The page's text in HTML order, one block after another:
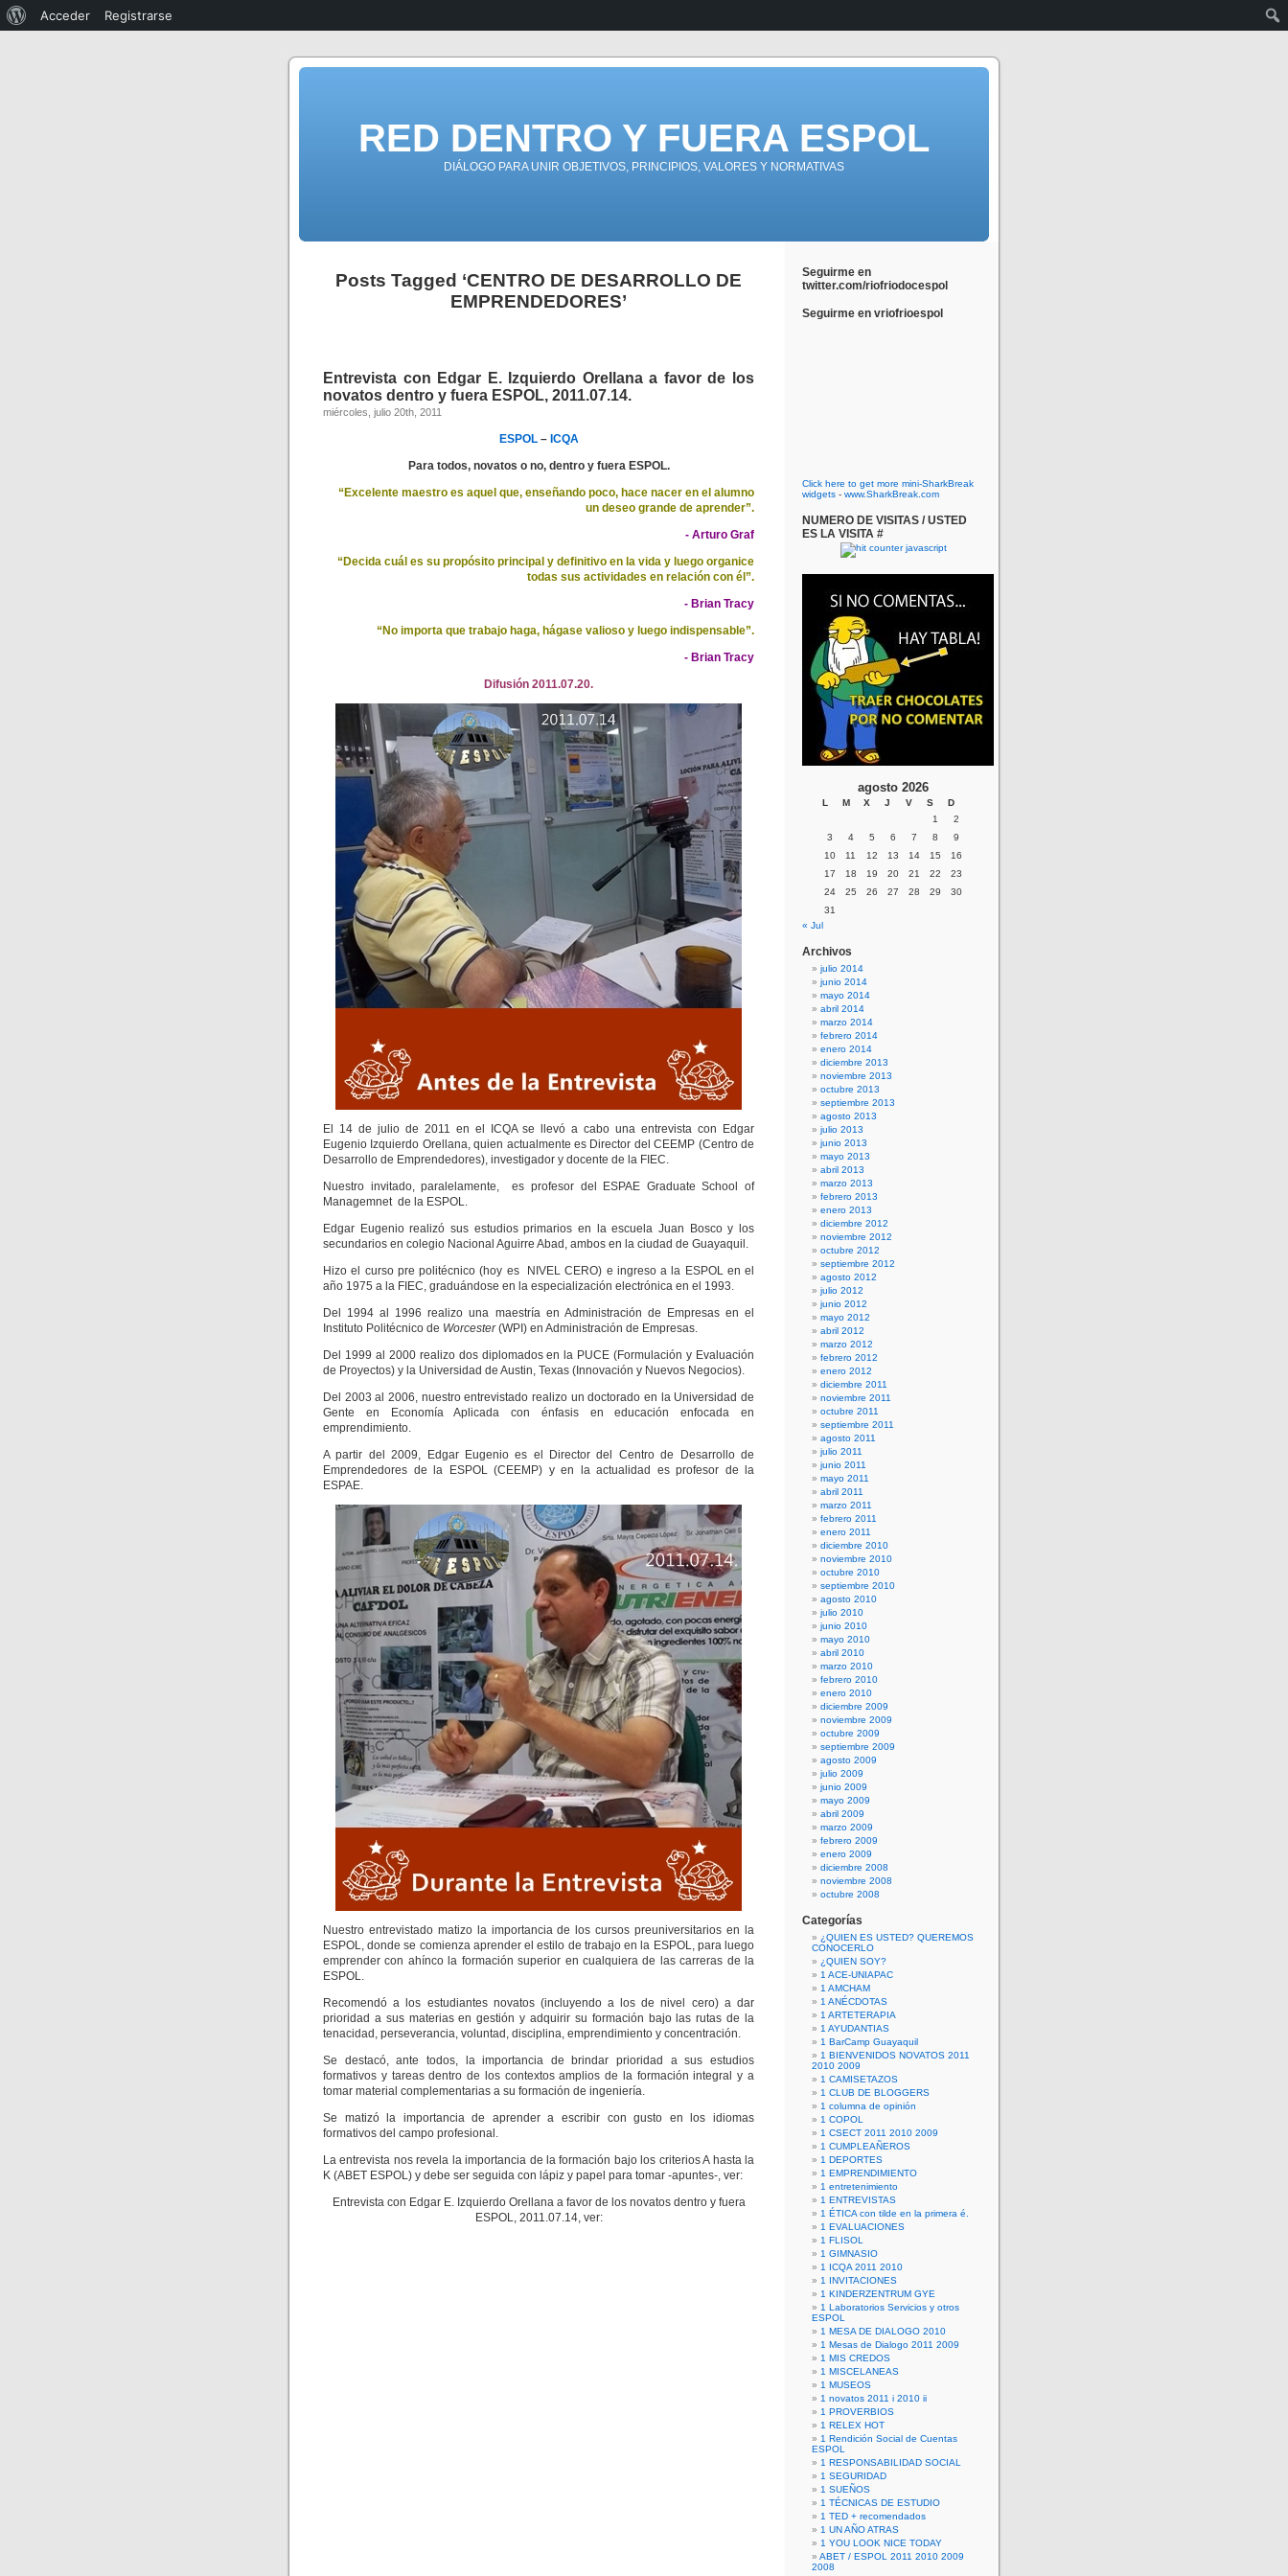
RED DENTRO Y FUERA ESPOL
DIÁLOGO PARA UNIR OBJETIVOS, PRINCIPIOS, VALORES Y NORMATIVAS
Posts Tagged ‘CENTRO DE DESARROLLO DE
EMPRENDEDORES’
Entrevista con Edgar E. Izquierdo Orellana a favor de los
novatos dentro y fuera ESPOL, 2011.07.14.
miércoles, julio 20th, 2011
ESPOL– ICQA
Para todos, novatos o no, dentro y fuera ESPOL.
“Excelente maestro es aquel que, enseñando poco, hace nacer en el alumno
un deseo grande de aprender”.
- Arturo Graf
“Decida cuál es su propósito principal y definitivo en la vida y luego organice
todas sus actividades en relación con él”.
- Brian Tracy
“No importa que trabajo haga, hágase valioso y luego indispensable”.
- Brian Tracy
Difusión 2011.07.20.
El 14 de julio de 2011 en el ICQA se llevó a cabo una entrevista con Edgar
Eugenio Izquierdo Orellana, quien actualmente es Director del CEEMP (Centro de
Desarrollo de Emprendedores), investigador y docente de la FIEC.
Nuestro invitado, paralelamente, es profesor del ESPAE Graduate School of
Managemnet de la ESPOL.
Edgar Eugenio realizó sus estudios primarios en la escuela Juan Bosco y los
secundarios en colegio Nacional Aguirre Abad, ambos en la ciudad de Guayaquil.
Hizo el curso pre politécnico (hoy es NIVEL CERO) e ingreso a la ESPOL en el
año 1975 a la FIEC, graduándose en la especialización electrónica en el 1993.
Del 1994 al 1996 realizo una maestría en Administración de Empresas en el
Instituto Politécnico de Worcester(WPI) en Administración de Empresas.
Del 1999 al 2000 realizo dos diplomados en la PUCE (Formulación y Evaluación
de Proyectos) y la Universidad de Austin, Texas (Innovación y Nuevos Negocios).
Del 2003 al 2006, nuestro entrevistado realizo un doctorado en la Universidad de
Gente en Economía Aplicada con énfasis en educación enfocada en
emprendimiento.
A partir del 2009, Edgar Eugenio es el Director del Centro de Desarrollo de
Emprendedores de la ESPOL (CEEMP) y en la actualidad es profesor de la
ESPAE.
Nuestro entrevistado matizo la importancia de los cursos preuniversitarios en la
ESPOL, donde se comienza aprender el estilo de trabajo en la ESPOL, para luego
emprender con ahínco la formación superior en cualquiera de las carreras de la
ESPOL.
Recomendó a los estudiantes novatos (incluyendo a los de nivel cero) a dar
prioridad a sus materias en gestión y adquirir su formación bajo las rutas de la
tenacidad, perseverancia, voluntad, disciplina, emprendimiento y concentración.
Se destacó, ante todos, la importancia de brindar prioridad a sus estudios
formativos y tareas dentro de los contextos amplios de la formación integral y a
tomar material complementarias a su formación de ingeniería.
Se matizó la importancia de aprender a escribir con gusto en los idiomas
formativos del campo profesional.
La entrevista nos revela la importancia de la formación bajo los criterios A hasta la
K (ABET ESPOL) y debe ser seguida con lápiz y papel para tomar -apuntes-, ver:
Entrevista con Edgar E. Izquierdo Orellana a favor de los novatos dentro y fuera
ESPOL, 2011.07.14, ver:
Seguirme en
twitter.com/riofriodocespol
Seguirme en vriofrioespol
Click here to get more mini-SharkBreak
widgets - www.SharkBreak.com
NUMERO DE VISITAS / USTED
ES LA VISITA #
agosto 2026
L M X J V S
D
1
2
3
4 5 6 7 8
9
10
11 12 13 14 15
16
17
18 19 20 21 22
23
24
25 26 27 28 29
30
31
« Jul
Archivos
julio 2014
junio 2014
mayo 2014
abril 2014
marzo 2014
febrero 2014
enero 2014
diciembre 2013
noviembre 2013
octubre 2013
septiembre 2013
agosto 2013
julio 2013
junio 2013
mayo 2013
abril 2013
marzo 2013
febrero 2013
enero 2013
diciembre 2012
noviembre 2012
octubre 2012
septiembre 2012
agosto 2012
julio 2012
junio 2012
mayo 2012
abril 2012
marzo 2012
febrero 2012
enero 2012
diciembre 2011
noviembre 2011
octubre 2011
septiembre 2011
agosto 2011
julio 2011
junio 2011
mayo 2011
abril 2011
marzo 2011
febrero 2011
enero 2011
diciembre 2010
noviembre 2010
octubre 2010
septiembre 2010
agosto 2010
julio 2010
junio 2010
mayo 2010
abril 2010
marzo 2010
febrero 2010
enero 2010
diciembre 2009
noviembre 2009
octubre 2009
septiembre 2009
agosto 2009
julio 2009
junio 2009
mayo 2009
abril 2009
marzo 2009
febrero 2009
enero 2009
diciembre 2008
noviembre 2008
octubre 2008
Categorías
¿QUIEN ES USTED? QUEREMOS
CONOCERLO
¿QUIEN SOY?
1 ACE-UNIAPAC
1 AMCHAM
1 ANÉCDOTAS
1 ARTETERAPIA
1 AYUDANTIAS
1 BarCamp Guayaquil
1 BIENVENIDOS NOVATOS 2011
2010 2009
1 CAMISETAZOS
1 CLUB DE BLOGGERS
1 columna de opinión
1 COPOL
1 CSECT 2011 2010 2009
1 CUMPLEAÑEROS
1 DEPORTES
1 EMPRENDIMIENTO
1 entretenimiento
1 ENTREVISTAS
1 ÉTICA con tilde en la primera é.
1 EVALUACIONES
1 FLISOL
1 GIMNASIO
1 ICQA 2011 2010
1 INVITACIONES
1 KINDERZENTRUM GYE
1 Laboratorios Servicios y otros
ESPOL
1 MESA DE DIALOGO 2010
1 Mesas de Dialogo 2011 2009
1 MIS CREDOS
1 MISCELANEAS
1 MUSEOS
1 novatos 2011 i 2010 ii
1 PROVERBIOS
1 RELEX HOT
1 Rendición Social de Cuentas
ESPOL
1 RESPONSABILIDAD SOCIAL
1 SEGURIDAD
1 SUEÑOS
1 TÉCNICAS DE ESTUDIO
1 TED + recomendados
1 UN AÑO ATRAS
1 YOU LOOK NICE TODAY
ABET / ESPOL 2011 2010 2009
2008
Acceder Registrarse